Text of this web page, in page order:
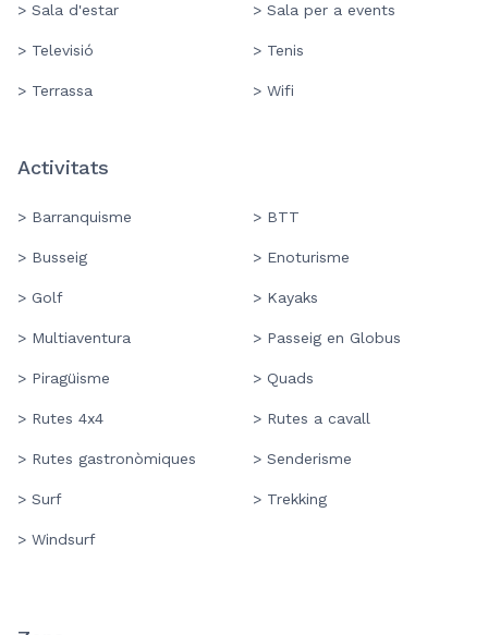
> Sala d'estar > Sala per a events
> Televisió > Tenis
> Terrassa > Wifi
Activitats
> Barranquisme > BTT
> Busseig > Enoturisme
> Golf > Kayaks
> Multiaventura > Passeig en Globus
> Piragüisme > Quads
> Rutes 4x4 > Rutes a cavall
> Rutes gastronòmiques > Senderisme
> Surf > Trekking
> Windsurf